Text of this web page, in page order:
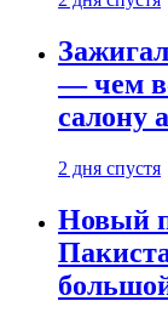
— чем
салону
2 дня спустя
Новый